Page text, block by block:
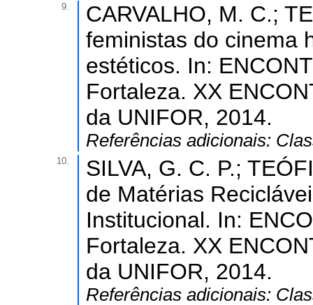
9.
CARVALHO, M. C.;
feministas do cinema
estéticos. In:
Fortaleza. XX
da UNIFOR, 2014.
Referências adicionais:
10.
SILVA, G. C. P.;
de Matérias
Institucional. In:
Fortaleza. XX
da UNIFOR, 2014.
Referências adicionais: